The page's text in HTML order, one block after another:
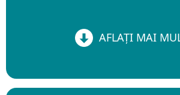
AFLAȚI MAI
AFLAȚI MAI